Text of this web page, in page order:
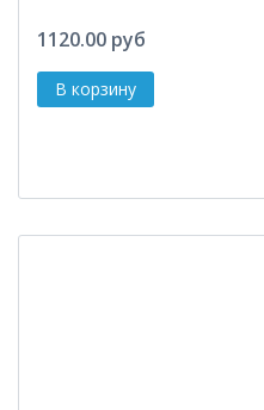
1120.00 руб